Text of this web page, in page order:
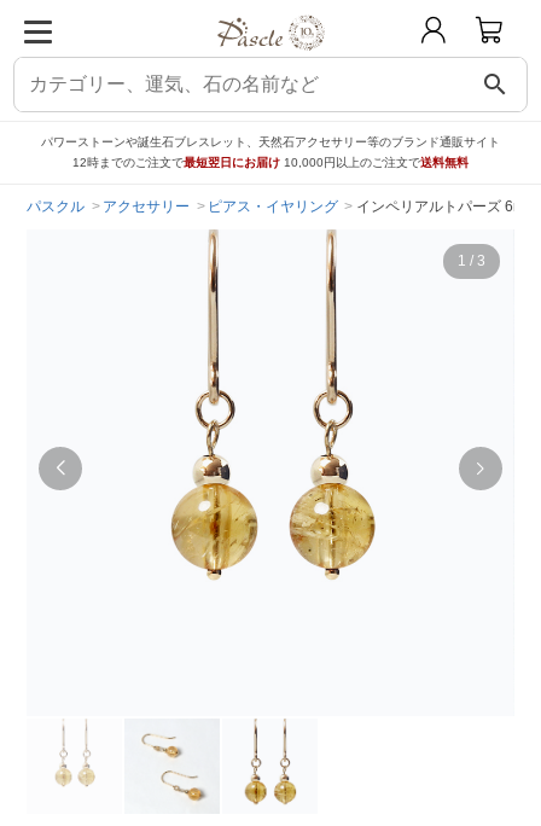
search
パワーストーンや誕生石ブレスレット、天然石アクセサリー等のブランド通販サイト
12時までのご注文で最短翌日にお届け 10,000円以上のご注文で送料無料
パスクル アクセサリー ピアス・イヤリング インペリアルトパーズ 6mm
1 / 3